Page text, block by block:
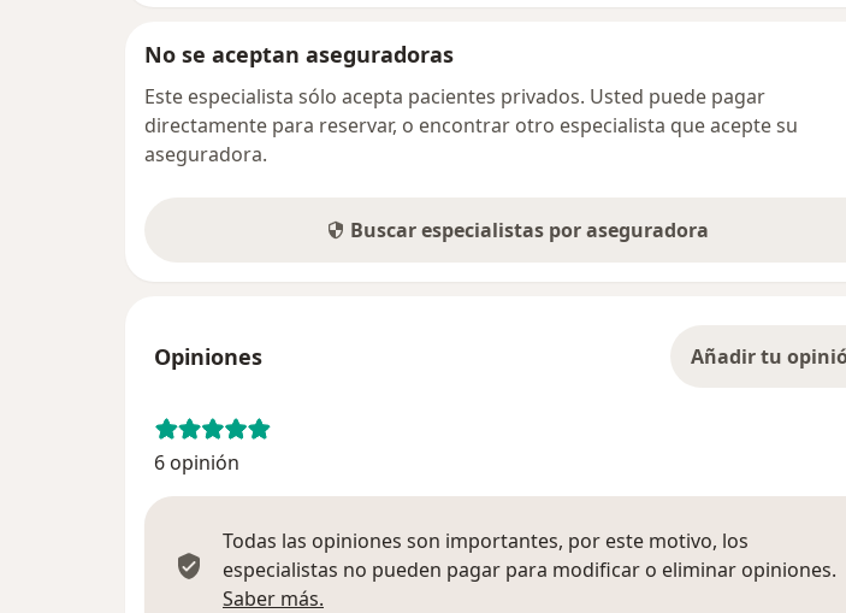
No se aceptan aseguradoras
Este especialista sólo acepta pacientes privados. Usted puede pagar
directamente para reservar, o encontrar otro especialista que acepte su
aseguradora.
Buscar especialistas por aseguradora
Opiniones Añadir tu
6 opinión
Todas las opiniones son importantes, por este motivo, los
especialistas no pueden pagar para modificar o eliminar opiniones.
Saber más.